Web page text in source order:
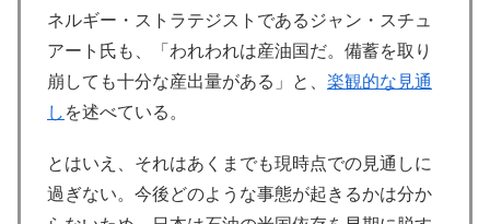
ネルギー・ストラテジストであるジャン・スチュ
アート氏も、「われわれは産油国だ。備蓄を取り
崩しても十分な産出量がある」と、 楽観的な見通
し を述べている。
とはいえ、それはあくまでも現時点での見通しに
過ぎない。今後どのような事態が起きるかは分か